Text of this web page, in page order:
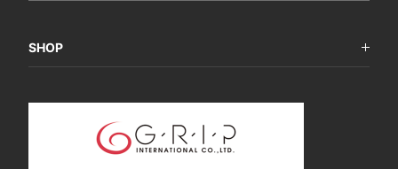
SHOP